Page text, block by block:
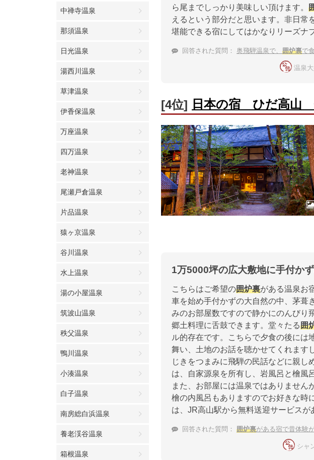
中禅寺温泉
那須温泉
日光温泉
湯西川温泉
草津温泉
伊香保温泉
万座温泉
四万温泉
老神温泉
尾瀬戸倉温泉
片品温泉
猿ヶ京温泉
谷川温泉
水上温泉
湯の小屋温泉
筑波山温泉
秩父温泉
鴨川温泉
小湊温泉
白子温泉
南房総白浜温泉
養老渓谷温泉
箱根温泉
ら尾までしっかり美味しい頂けます。
えるという部分だと思います。非日常
堪能できる宿にしてはかなりリーズナ
回答された質問： 奥飛騨温泉で、 囲炉裏で
温泉
[4位] 日本の宿 ひだ高山
1万5000坪の広大敷地に手付か
こちらはご希望の囲炉裏がある温泉お
車を始め手付かずの大自然の中、茅葺
みのお部屋数ですので静かにのんびり
郷土料理に舌鼓できます。堂々たる囲
ル的存在です。こちらで夕食の後には
舞い、土地のお話を聴かせてくれます
じきをつまみに飛騨の民話などに親し
は、自家源泉を所有し、岩風呂と檜風
また、お部屋には温泉ではありません
檜の内風呂もありますのでお好きな時
は、JR高山駅から無料送迎サービスが
回答された質問： 囲炉裏がある宿で昔体験
シャ